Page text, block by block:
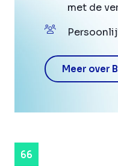
met de
Meer over